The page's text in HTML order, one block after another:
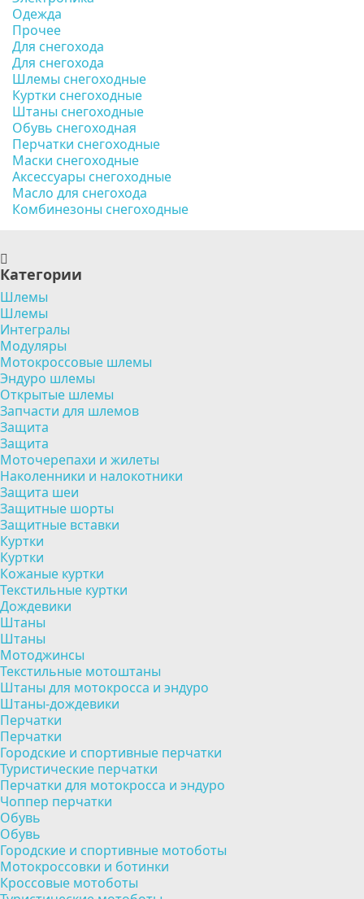
Одежда
Прочее
Для снегохода
Для снегохода
Шлемы снегоходные
Куртки снегоходные
Штаны снегоходные
Обувь снегоходная
Перчатки снегоходные
Маски снегоходные
Аксессуары снегоходные
Масло для снегохода
Комбинезоны снегоходные
Категории
Шлемы
Шлемы
Интегралы
Модуляры
Мотокроссовые шлемы
Эндуро шлемы
Открытые шлемы
Запчасти для шлемов
Защита
Защита
Моточерепахи и жилеты
Наколенники и налокотники
Защита шеи
Защитные шорты
Защитные вставки
Куртки
Куртки
Кожаные куртки
Текстильные куртки
Дождевики
Штаны
Штаны
Мотоджинсы
Текстильные мотоштаны
Штаны для мотокросса и эндуро
Штаны-дождевики
Перчатки
Перчатки
Городские и спортивные перчатки
Туристические перчатки
Перчатки для мотокросса и эндуро
Чоппер перчатки
Обувь
Обувь
Городские и спортивные мотоботы
Мотокроссовки и ботинки
Кроссовые мотоботы